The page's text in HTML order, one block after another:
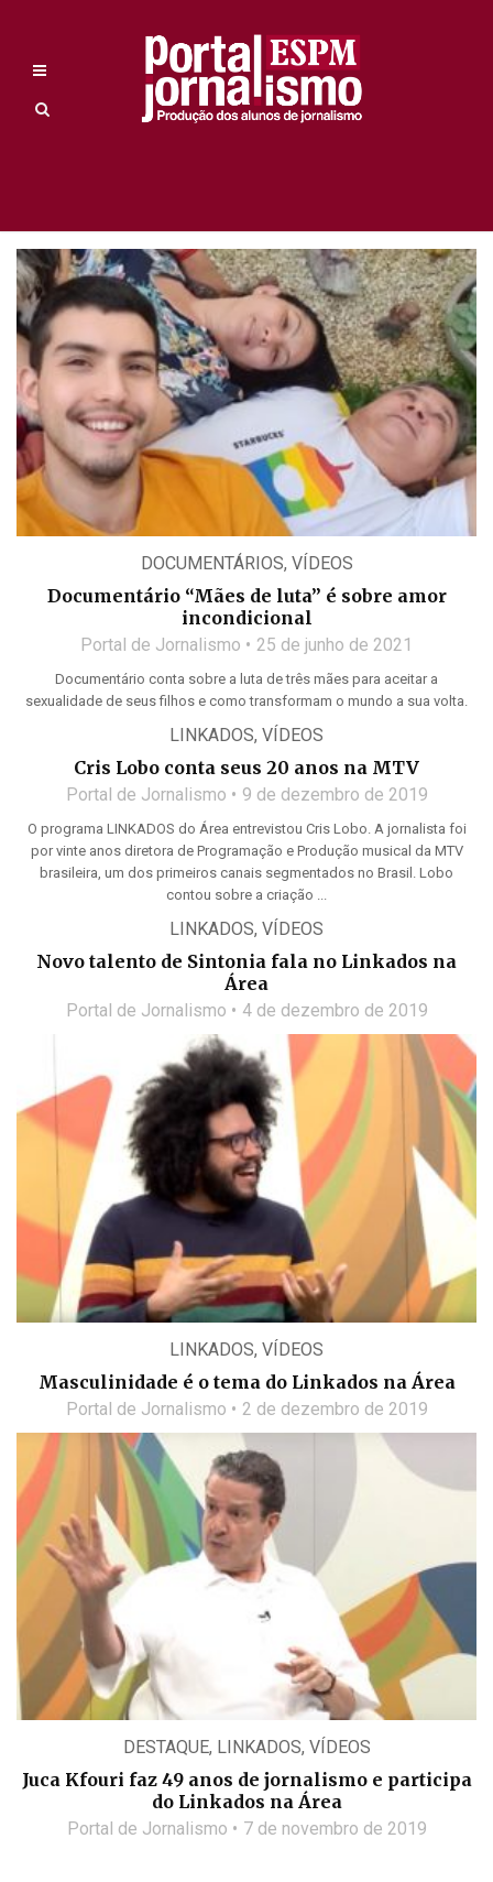
DOCUMENTÁRIOS, VÍDEOS
Documentário “Mães de luta” é sobre amor
incondicional
Portal de Jornalismo 25 de junho de 2021
Documentário conta sobre a luta de três mães para aceitar a
sexualidade de seus filhos e como transformam o mundo a sua volta.
LINKADOS, VÍDEOS
Cris Lobo conta seus 20 anos na MTV
Portal de Jornalismo 9 de dezembro de 2019
O programa LINKADOS do Área entrevistou Cris Lobo. A jornalista foi
por vinte anos diretora de Programação e Produção musical da MTV
brasileira, um dos primeiros canais segmentados no Brasil. Lobo
contou sobre a criação ...
LINKADOS, VÍDEOS
Novo talento de Sintonia fala no Linkados na
Área
Portal de Jornalismo 4 de dezembro de 2019
LINKADOS, VÍDEOS
Masculinidade é o tema do Linkados na Área
Portal de Jornalismo 2 de dezembro de 2019
DESTAQUE, LINKADOS, VÍDEOS
Juca Kfouri faz 49 anos de jornalismo e participa
do Linkados na Área
Portal de Jornalismo 7 de novembro de 2019